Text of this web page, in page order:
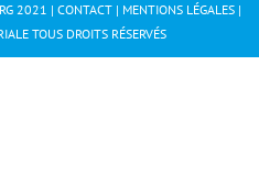
2021 | CONTACT| MENTIONS LÉGALES|
TOUS DROITS RÉSERVÉS